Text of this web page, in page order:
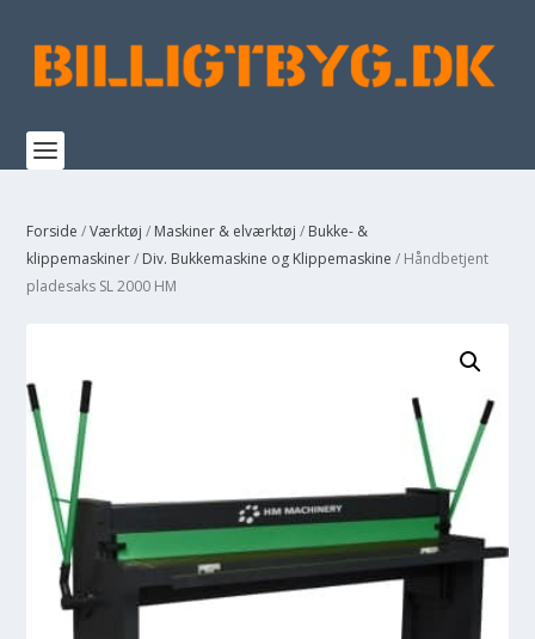
Forside /Værktøj / Maskiner & elværktøj / Bukke- &
klippemaskiner/ Div. Bukkemaskine og Klippemaskine / Håndbetjent
pladesaks SL 2000 HM